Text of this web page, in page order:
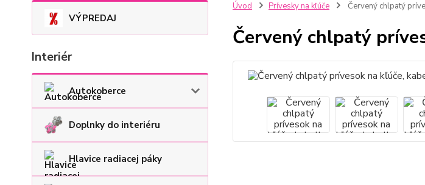
VÝPREDAJ
Interiér
Autokoberce
Doplnky do interiéru
Hlavice radiacej páky
Úvod Prívesky na kľúče Červený chlpatý
Červený chlpatý